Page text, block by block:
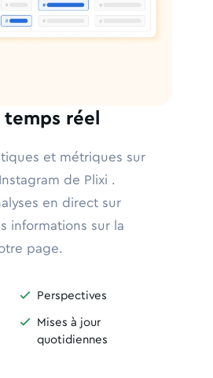
réel
et métriques sur
de Plixi .
en direct sur
informations sur la
page.
 Perspectives

Mises à jour
quotidiennes